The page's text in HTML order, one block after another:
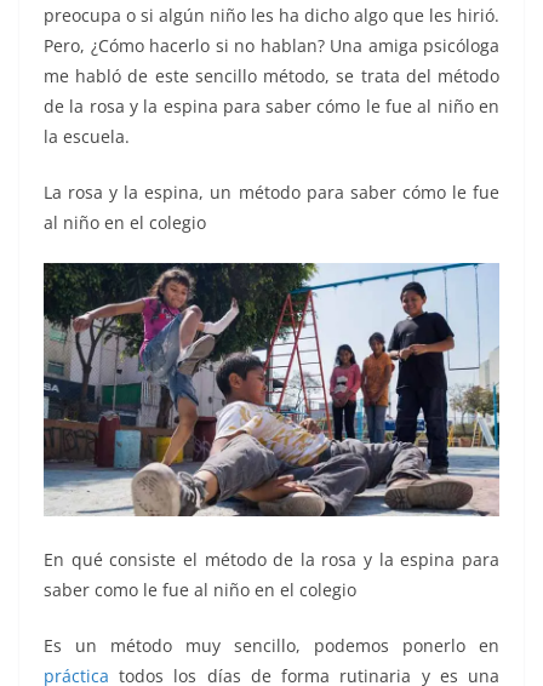
preocupa o si algún niño les ha dicho algo que les hirió.
Pero, ¿Cómo hacerlo si no hablan? Una amiga psicóloga
me habló de este sencillo método, se trata del método
de la rosa y la espina para saber cómo le fue al niño en
la escuela.
La rosa y la espina, un método para saber cómo le fue
al niño en el colegio
En qué consiste el método de la rosa y la espina para
saber como le fue al niño en el colegio
Es un método muy sencillo, podemos ponerlo en
práctica todos los días de forma rutinaria y es una